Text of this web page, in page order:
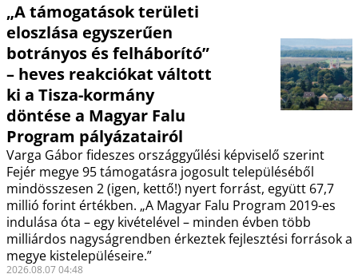
„A támogatások területi
eloszlása egyszerűen
botrányos és felháborító”
– heves reakciókat váltott
ki a Tisza-kormány
döntése a Magyar Falu
Program pályázatairól
Varga Gábor fideszes országgyűlési képviselő szerint
Fejér megye 95 támogatásra jogosult településéből
mindösszesen 2 (igen, kettő!) nyert forrást, együtt 67,7
millió forint értékben. „A Magyar Falu Program 2019-es
indulása óta – egy kivételével – minden évben több
milliárdos nagyságrendben érkeztek fejlesztési források a
megye kistelepüléseire.”
2026.08.07 04:48